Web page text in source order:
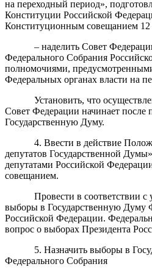
на переходный период»,
Конституции Российской
Конституционным совещанием 12
– наделить Совет
Федерального Собрания
полномочиями,
Федеральных органах власти на
Установить, что
Совет Федерации начинает после
Государственную Думу.
4. Ввести в действие
депутатов Государственной
депутатами Российской
совещанием.
Провести в соответствии с
выборы в Государственную Думу
Российской Федерации.
вопрос о выборах Президента
5. Назначить выборы в
Федерального Собрания